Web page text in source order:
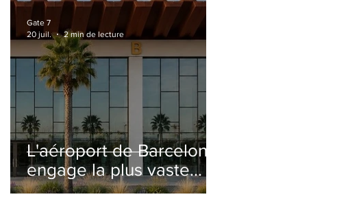
L'aéroport de Barcelone
engage la plus vaste
rénovation de son
Gate 7
20 juil.
2 min de lecture